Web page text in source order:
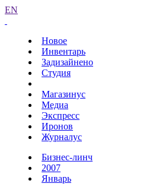
EN
Новое
Инвентарь
Задизайнено
Студия
Магазинус
Медиа
Экспресс
Иронов
Журналус
Бизнес-линч
2007
Январь